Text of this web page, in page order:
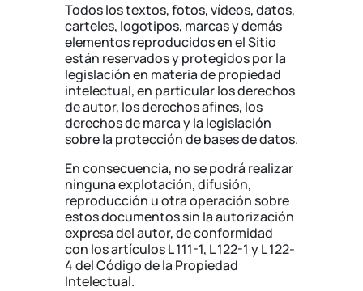
Todos los textos, fotos, vídeos, datos,
carteles, logotipos, marcas y demás
elementos reproducidos en el Sitio
están reservados y protegidos por la
legislación en materia de propiedad
intelectual, en particular los derechos
de autor, los derechos afines, los
derechos de marca y la legislación
sobre la protección de bases de datos.
En consecuencia, no se podrá realizar
ninguna explotación, difusión,
reproducción u otra operación sobre
estos documentos sin la autorización
expresa del autor, de conformidad
con los artículos L 111-1, L 122-1 y L 122-
4 del Código de la Propiedad
Intelectual.